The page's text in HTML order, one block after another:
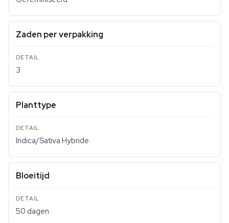
Zaden per verpakking
3
Planttype
Indica/Sativa Hybride
Bloeitijd
50 dagen